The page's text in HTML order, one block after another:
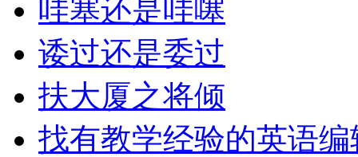
哇塞还是哇噻
诿过还是委过
扶大厦之将倾
找有教学经验的英语编